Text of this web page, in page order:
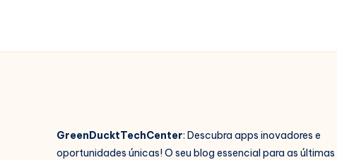
GreenDucktTechCenter: Descubra apps inovadores e
oportunidades únicas! O seu blog essencial para as últimas